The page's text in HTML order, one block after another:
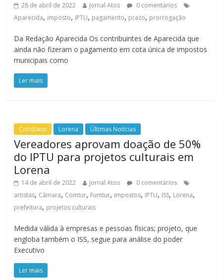
28 de abril de 2022 Jornal Atos
0 comentários
Aparecida, imposto, IPTU, pagamento, prazo, prorrogação
Da Redação Aparecida Os contribuintes de Aparecida que
ainda não fizeram o pagamento em cota única de impostos
municipais como
Ler mais
Cotidiano Lorena Últimas Notícias
Vereadores aprovam doação de 50%
do IPTU para projetos culturais em
Lorena
14 de abril de 2022 Jornal Atos
0 comentários
artistas, Câmara, Comtur, Fumtur, impostos, IPTU, ISS, Lorena,
prefeitura, projetos culturais
Medida válida à empresas e pessoas físicas; projeto, que
engloba também o ISS, segue para análise do poder
Executivo
Ler mais